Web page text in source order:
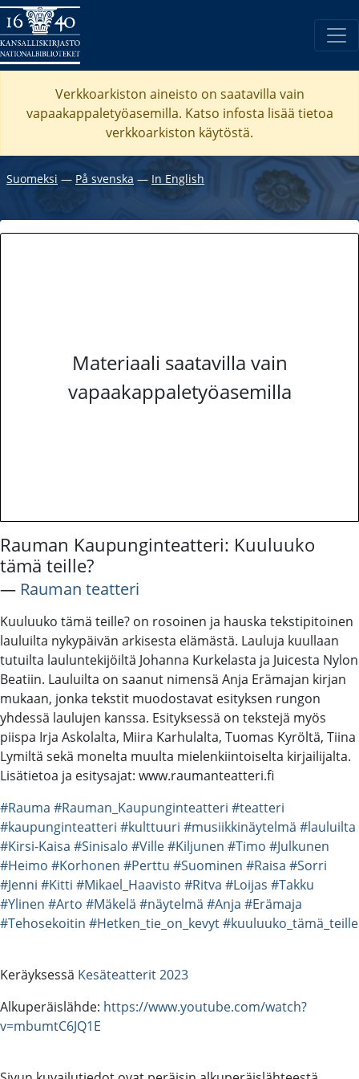
Verkkoarkiston aineisto on saatavilla vain
vapaakappaletyöasemilla. Katso infosta lisää tietoa
verkkoarkiston käytöstä.
Suomeksi ― På svenska ― In English
Materiaali saatavilla vain
vapaakappaletyöasemilla
Rauman Kaupunginteatteri: Kuuluuko
tämä teille?
― Rauman teatteri
Kuuluuko tämä teille? on rosoinen ja hauska tekstipitoinen
lauluilta nykypäivän arkisesta elämästä. Lauluja kuullaan
tutuilta lauluntekijöiltä Johanna Kurkelasta ja Juicesta Nylon
Beatiin. Lauluilta on saanut nimensä Anja Erämajan kirjan
mukaan, jonka tekstit muodostavat esityksen rungon
yhdessä laulujen kanssa. Esityksessä on tekstejä myös
piispa Irja Askolalta, Miira Karhulalta, Tuomas Kyröltä, Tiina
Lymiltä sekä monelta muulta mielenkiintoiselta kirjailijalta.
Lisätietoa ja esitysajat: www.raumanteatteri.fi
#Rauma #Rauman_Kaupunginteatteri #teatteri
#kaupunginteatteri #kulttuuri #musiikkinäytelmä #lauluilta
#Kirsi-Kaisa #Sinisalo #Ville#Kiljunen #Timo #Julkunen
#Heimo #Korhonen #Perttu #Suominen #Raisa #Sorri
#Jenni #Kitti #Mikael_Haavisto #Ritva #Loijas #Takku
#Ylinen #Arto #Mäkelä #näytelmä #Anja #Erämaja
#Tehosekoitin #Hetken_tie_on_kevyt#kuuluuko_tämä_teille
Keräyksessä Kesäteatterit 2023
Alkuperäislähde: https://www.youtube.com/watch?
v=mbumtC6JQ1E